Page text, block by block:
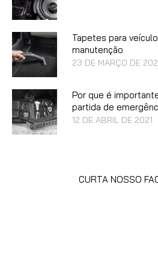
Tapetes para
manutenção
23 DE MARÇO DE
Por que é
partida de
12 DE ABRIL DE 2021
CURTA NOSSO